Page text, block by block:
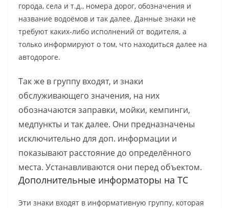
города, села и т.д., номера дорог, обозначения и
название водоёмов и так далее. Данные знаки не
требуют каких-либо исполнений от водителя, а
только информируют о том, что находиться далее на
автодороге.
Так же в группу входят, и знаки
обслуживающего значения, на них
обозначаются заправки, мойки, кемпинги,
медпункты и так далее. Они предназначены
исключительно для доп. информации и
показывают расстояние до определённого
места. Устанавливаются они перед объектом.
Дополнительные информаторы на ТС
Эти знаки входят в информативную группу, которая